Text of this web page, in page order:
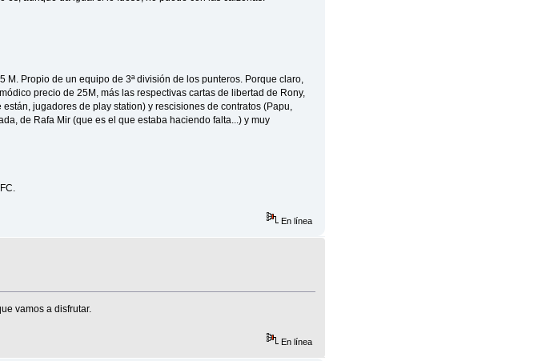
Propio de un equipo de 3ª división de los punteros. Porque claro,
precio de 25M, más las respectivas cartas de libertad de Rony,
jugadores de play station) y rescisiones de contratos (Papu,
de Rafa Mir (que es el que estaba haciendo falta...) y muy
En línea
vamos a disfrutar.
En línea